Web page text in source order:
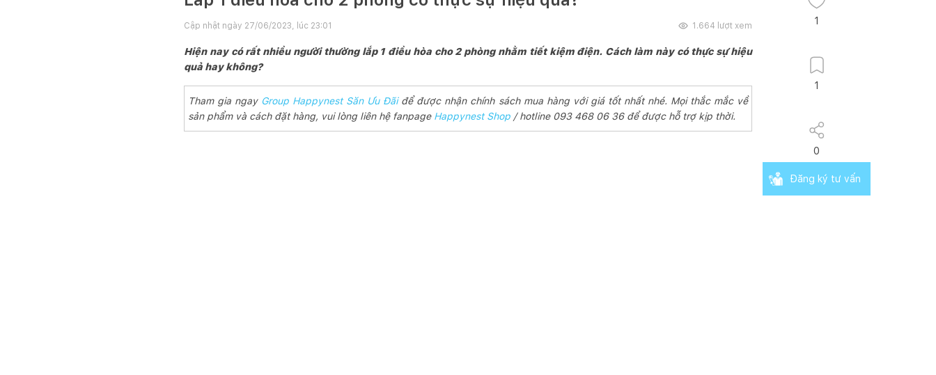
Cập nhật ngày 27/06/2023, lúc 23:01 1.664 lượt xem
Hiện nay có rất nhiều người thường lắp 1 điều hòa cho 2 phòng nhằm tiết kiệm điện. Cách làm này có thực sự hiệu
quả hay không?
Tham gia ngay Group Happynest Săn Ưu Đãi để được nhận chính sách mua hàng với giá tốt nhất nhé. Mọi thắc mắc về
sản phẩm và cách đặt hàng, vui lòng liên hệ fanpage Happynest Shop / hotline 093 468 06 36 để được hỗ trợ kịp thời.
1
1
0
Đăng ký tư vấn